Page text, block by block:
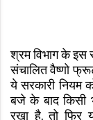
श्रम विभाग के इस
संचालित वैष्णो
ये सरकारी नियम
बजे के बाद किसी
रखा है, तो फिर